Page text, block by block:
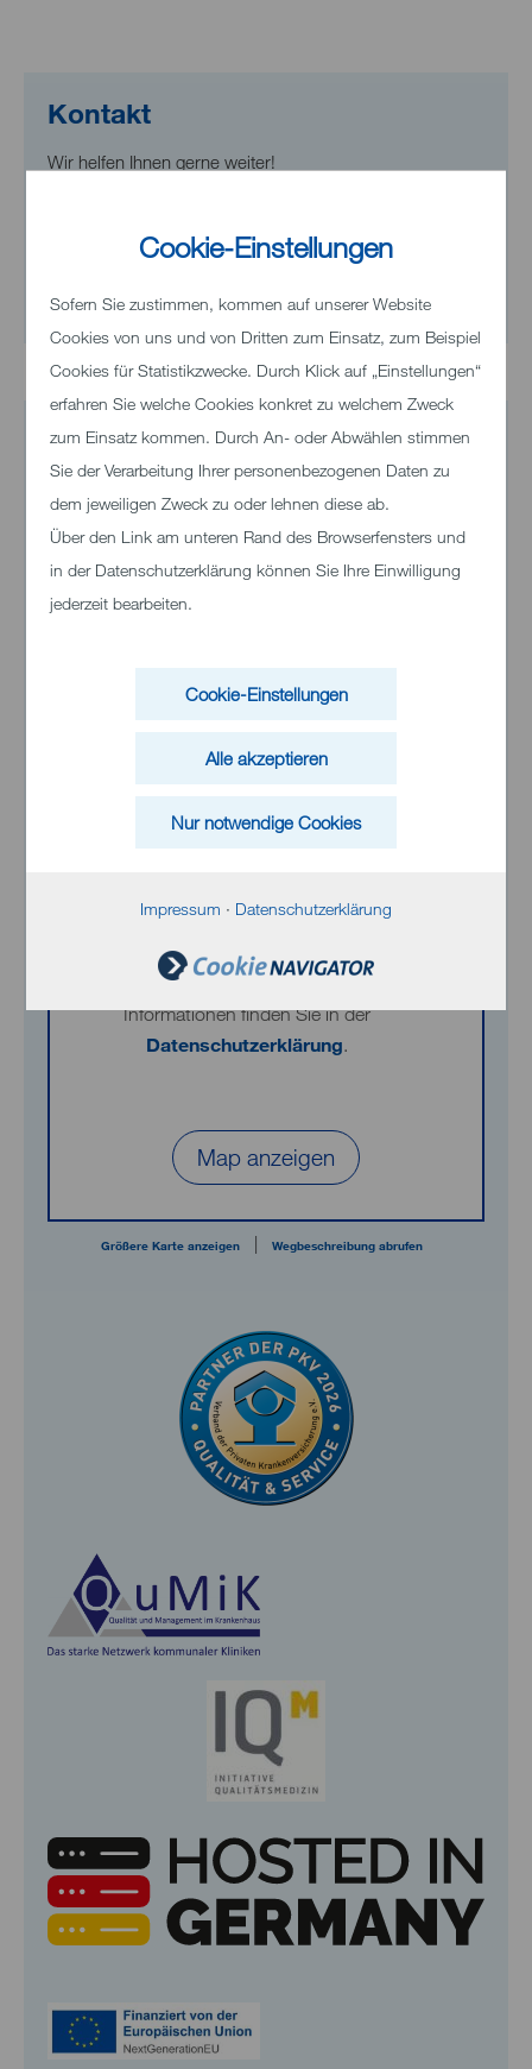
Cookie-Einstellungen
Sofern Sie zustimmen, kommen auf unserer Website
Cookies von uns und von Dritten zum Einsatz, zum Beispiel
Cookies für Statistikzwecke. Durch Klick auf „Einstellungen“
erfahren Sie welche Cookies konkret zu welchem Zweck
zum Einsatz kommen. Durch An- oder Abwählen stimmen
Sie der Verarbeitung Ihrer personenbezogenen Daten zu
dem jeweiligen Zweck zu oder lehnen diese ab.
Über den Link am unteren Rand des Browserfensters und
in der Datenschutzerklärung können Sie Ihre Einwilligung
jederzeit bearbeiten.
Cookie-Einstellungen
Alle akzeptieren
Nur notwendige Cookies
Impressum · Datenschutzerklärung
Kontakt
Wir helfen Ihnen gerne weiter!
E-Mail senden
Klinikum Heidenheim
89522 Heidenheim
Inhalt von Bing Maps
Bei Aktivierung können personenbezogene
Daten an Bing übermittelt werden. Weitere
Informationen finden Sie in der
Datenschutzerklärung.
Map anzeigen
Größere Karte anzeigen| Wegbeschreibung abrufen